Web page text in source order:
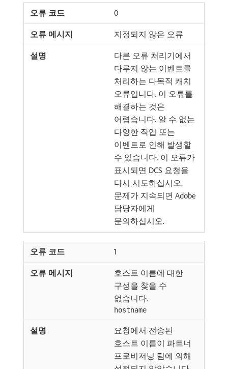
0
지정되지 않은 오류
다른 오류 처리기에서
다루지 않는 이벤트를
처리하는 다목적 캐치
오류입니다. 이 오류를
해결하는 것은
어렵습니다. 알 수 없는
다양한 작업 또는
이벤트로 인해 발생할
수 있습니다. 이 오류가
표시되면 DCS 요청을
다시 시도하십시오.
문제가 지속되면 Adobe
담당자에게
문의하십시오.
1
호스트 이름에 대한
구성을 찾을 수
없습니다.
hostname
요청에서 전송된
호스트 이름이 파트너
프로비저닝 팀에 의해